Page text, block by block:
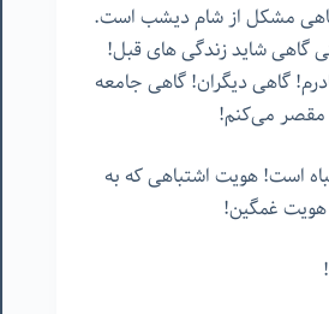
مشکل از شام دیشب است.
گاهی شاید زندگی های قبل!
گاهی دیگران! گاهی جامعه
مقصر می‌کنم!
است! هویت اشتباهی که به
غمگین!